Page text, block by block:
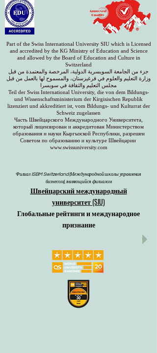
Part of the Swiss International University SIU which is Licensed
and accredited by the KG Ministry of Education and Science
and allowed by the Board of Education and Culture in
Switzerland
جزء من الجامعة السويسرية الدولية، المرخصة والمعتمدة من قبل
وزارة التعليم والعلوم في قرغيزستان، والمسموح لها بالعمل من قبل
مجلس التعليم والثقافة في سويسرا
Teil der Swiss International University, die von dem Bildungs-
und Wissenschaftsministerium der Kirgisischen Republik
lizenziert und akkreditiert ist, vom Bildungs- und Kulturrat der
Schweiz zugelassen
Часть Швейцарского Международного Университета,
который лицензирован и аккредитован Министерством
образования и науки Кыргызской Республики, разрешен
Советом по образованию и культуре Швейцарии
www.swissuniversity.com
Филиал ISBM Switzerland (Международной школы управления
бизнесом), являющийся филиалом
Швейцарский международный
университет (SIU)
Глобальные рейтинги и международное
признание